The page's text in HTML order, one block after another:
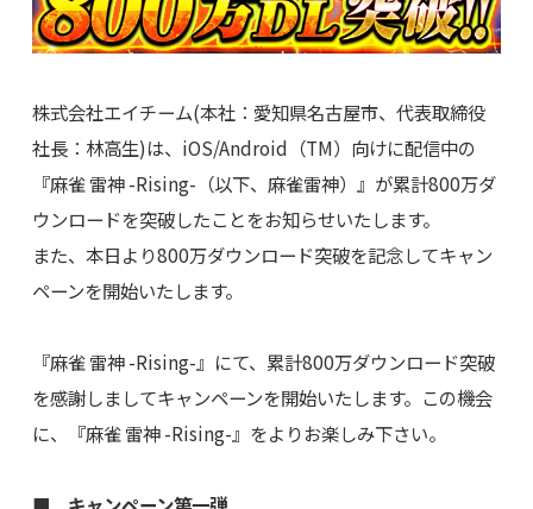
株式会社エイチーム(本社：愛知県名古屋市、代表取締役
社長：林高生)は、iOS/Android（TM）向けに配信中の
『麻雀 雷神 -Rising-（以下、麻雀雷神）』が累計800万ダ
ウンロードを突破したことをお知らせいたします。
また、本日より800万ダウンロード突破を記念してキャン
ペーンを開始いたします。
『麻雀 雷神 -Rising-』にて、累計800万ダウンロード突破
を感謝しましてキャンペーンを開始いたします。この機会
に、『麻雀 雷神 -Rising-』をよりお楽しみ下さい。
■ キャンペーン第一弾